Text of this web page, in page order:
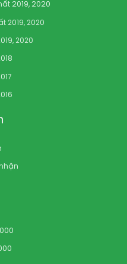
2019, 2020
2019, 2020
2020